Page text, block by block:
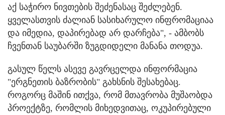
აქ საჭირო ნივთების შეძენასაც შეძლებენ.
ყველასთვის ძალიან სასიხარულო ინფრომაციაა
და იმედია, დაპირებად არ დარჩება", - ამბობს
ჩვენთან საუბარში ზუგდიდელი მანანა თოდუა.
გასულ წელს ასევე გავრცელდა ინფორმაცია
"ერგნეთის ბაზრობის" გახსნის შესახებაც.
როგორც მაშინ ითქვა, რომ მთავრობა მუშაობდა
პროექტზე, რომლის მიხედვითაც, ოკუპირებული